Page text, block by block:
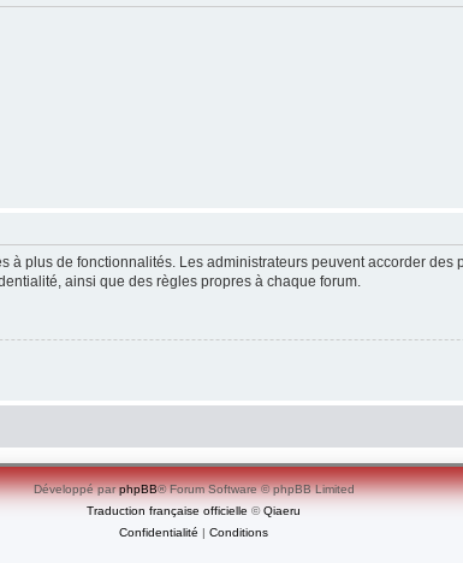
à plus de fonctionnalités. Les administrateurs peuvent accorder
ainsi que des règles propres à chaque forum.
Développé parphpBB® Forum Software © phpBB Limited
Traduction française officielle ©Qiaeru
Confidentialité | Conditions